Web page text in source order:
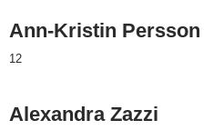
Ann-Kristin Persson
12
Alexandra Zazzi